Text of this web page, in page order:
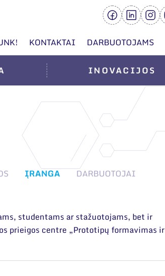
KONTAKTAI DARBUOTOJAMS
INOVACIJOS
ĮRANGA DARBUOTOJAI
studentams ar stažuotojams, bet ir
prieigos centre „Prototipų formavimas ir